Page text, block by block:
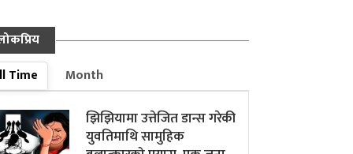
Time
Month
झिझियामा उत्तेजित डान्स गरेकी
युवतिमाथि सामुहिक